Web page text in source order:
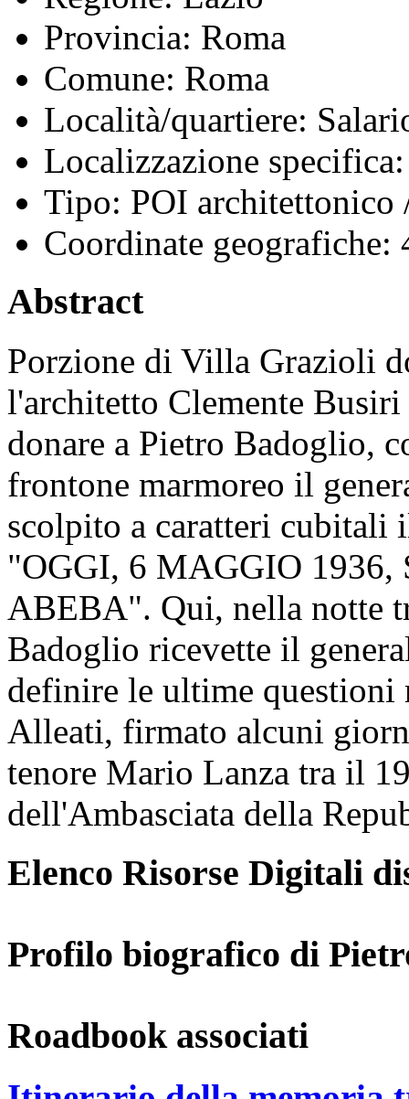
Provincia: Roma
Comune: Roma
Località/quartiere:
Localizzazione specifica:
Tipo: POI architettonico
Coordinate geografiche:
Abstract
Porzione di Villa Grazioli
l'architetto Clemente
donare a Pietro Badoglio,
frontone marmoreo il
scolpito a caratteri cubitali
"OGGI, 6 MAGGIO 1936,
ABEBA". Qui, nella notte
Badoglio ricevette il
definire le ultime
Alleati, firmato alcuni
tenore Mario Lanza tra il
dell'Ambasciata della
Elenco Risorse Digitali
Profilo biografico di
Roadbook associati